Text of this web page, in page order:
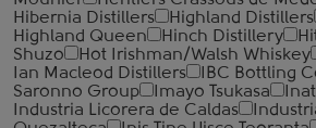
Hibernia Distillers
Highland Distillers
Highland Queen
Hinch Distillery
Shuzo
Hot Irishman/Walsh Whiskey
Ian Macleod Distillers
IBC Bottling
Saronno Group
Imayo Tsukasa
Industria Licorera de Caldas